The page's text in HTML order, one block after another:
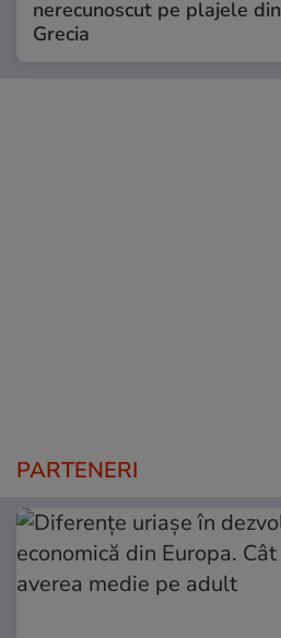
nerecunoscut pe plajele din
Grecia
PARTENERI